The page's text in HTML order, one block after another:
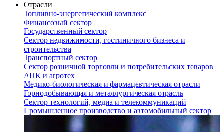
Отрасли
Топливно-энергетический комплекс
Финансовый сектор
Государственный сектор
Сектор недвижимости, гостиничного бизнеса и
строительства
Транспортный сектор
Сектор розничной торговли и потребительских товаров
АПК и агротех
Медико-биологическая и фармацевтическая отрасли
Горнодобывающая и металлургическая отрасль
Сектор технологий, медиа и телекоммуникаций
Промышленное производство и автомобильный сектор